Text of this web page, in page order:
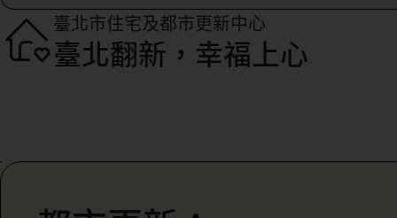
臺北市住宅及都市更新中心
臺北翻新，幸福上心